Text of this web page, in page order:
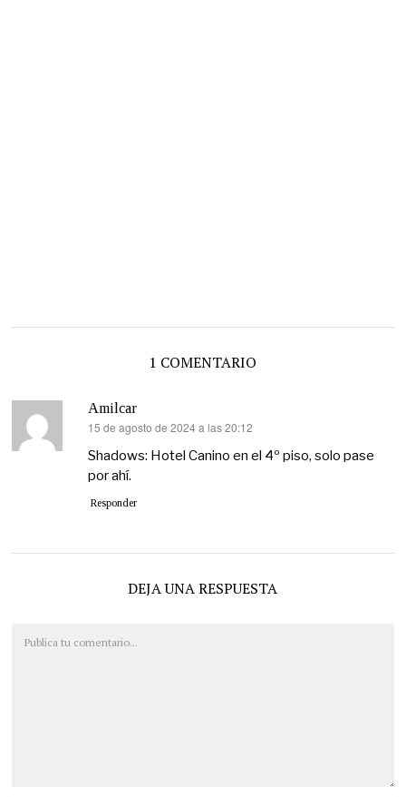
1 COMENTARIO
Amilcar
dice:
15 de agosto de 2024 a las 20:12
Shadows: Hotel Canino en el 4º piso, solo pase
por ahí.
Responder
DEJA UNA RESPUESTA